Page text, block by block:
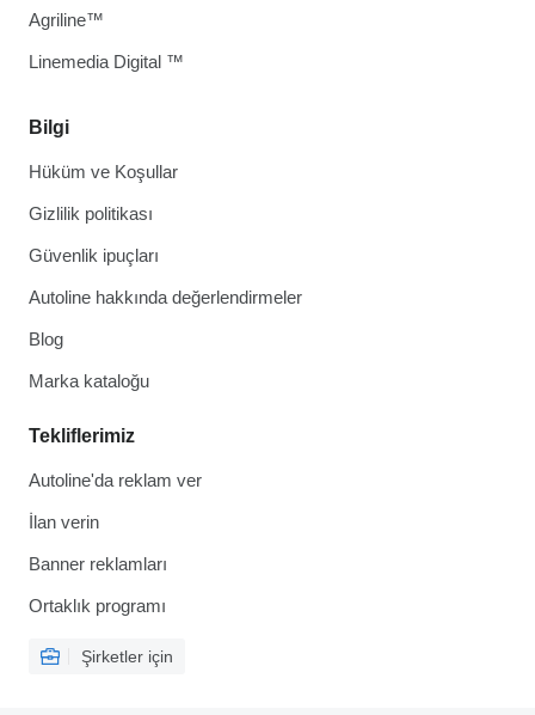
Bilgi
Hüküm ve Koşullar
Gizlilik politikası
Güvenlik ipuçları
Autoline hakkında değerlendirmeler
Blog
Marka kataloğu
Tekliflerimiz
Autoline'da reklam ver
İlan verin
Banner reklamları
Ortaklık programı
Şirketler için
Agriline™
Linemedia Digital ™